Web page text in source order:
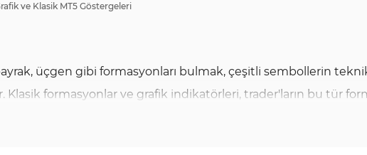
ve Klasik MT5 Göstergeleri
üçgen gibi formasyonları bulmak, çeşitli sembollerin
formasyonlar ve grafik indikatörleri, trader'ların bu tür
baş ve omuzlar, üçgenler ve kanallar gibi tanınmış